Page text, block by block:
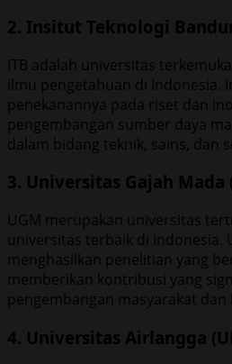
2. Insitut Teknologi
ITB adalah universitas
ilmu pengetahuan di Indonesia.
penekanannya pada riset dan
pengembangan sumber daya
dalam bidang teknik, sains, dan
3. Universitas Gajah Mada
UGM merupakan universitas
universitas terbaik di Indonesia.
menghasilkan penelitian yang
memberikan kontribusi yang
pengembangan masyarakat
4. Universitas Airlangga